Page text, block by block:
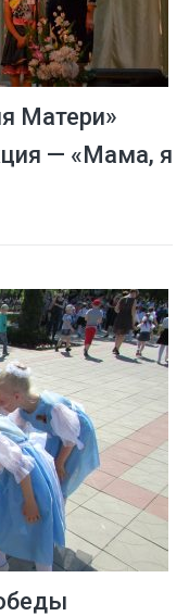
Матери»
— «Мама, я